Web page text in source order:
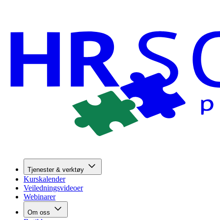
Tjenester & verktøy
Kurskalender
Veiledningsvideoer
Webinarer
Om oss